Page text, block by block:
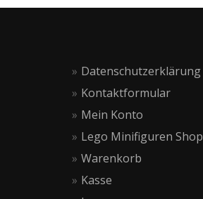
Datenschutzerklärung
Kontaktformular
Mein Konto
Lego Minifiguren Shop
Warenkorb
Kasse